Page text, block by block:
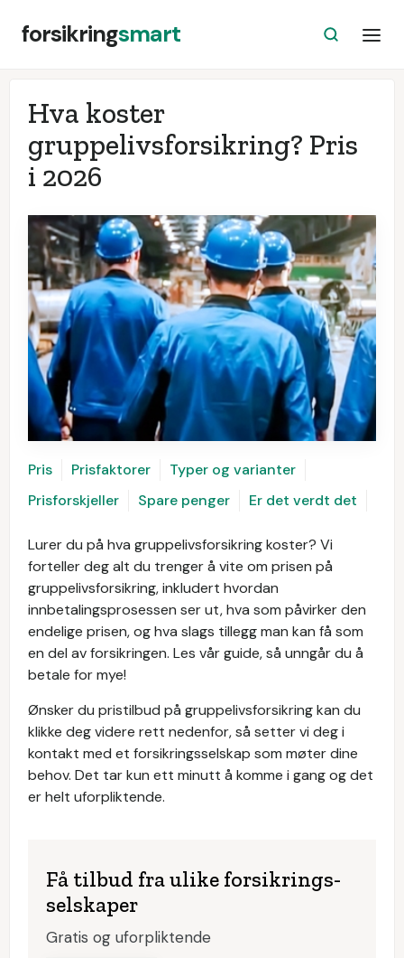
forsikringsmart
Hva koster
gruppelivsforsikring? Pris
i 2026
Pris Prisfaktorer
Typer og varianter
Prisforskjeller
Spare penger Er det verdt det
Lurer du på hva gruppelivsforsikring koster? Vi
forteller deg alt du trenger å vite om prisen på
gruppelivsforsikring, inkludert hvordan
innbetalingsprosessen ser ut, hva som påvirker den
endelige prisen, og hva slags tillegg man kan få som
en del av forsikringen. Les vår guide, så unngår du å
betale for mye!
Ønsker du pristilbud på gruppelivsforsikring kan du
klikke deg videre rett nedenfor, så setter vi deg i
kontakt med et forsikringsselskap som møter dine
behov. Det tar kun ett minutt å komme i gang og det
er helt uforpliktende.
Få tilbud fra ulike forsikrings­
selskaper
Gratis og uforpliktende